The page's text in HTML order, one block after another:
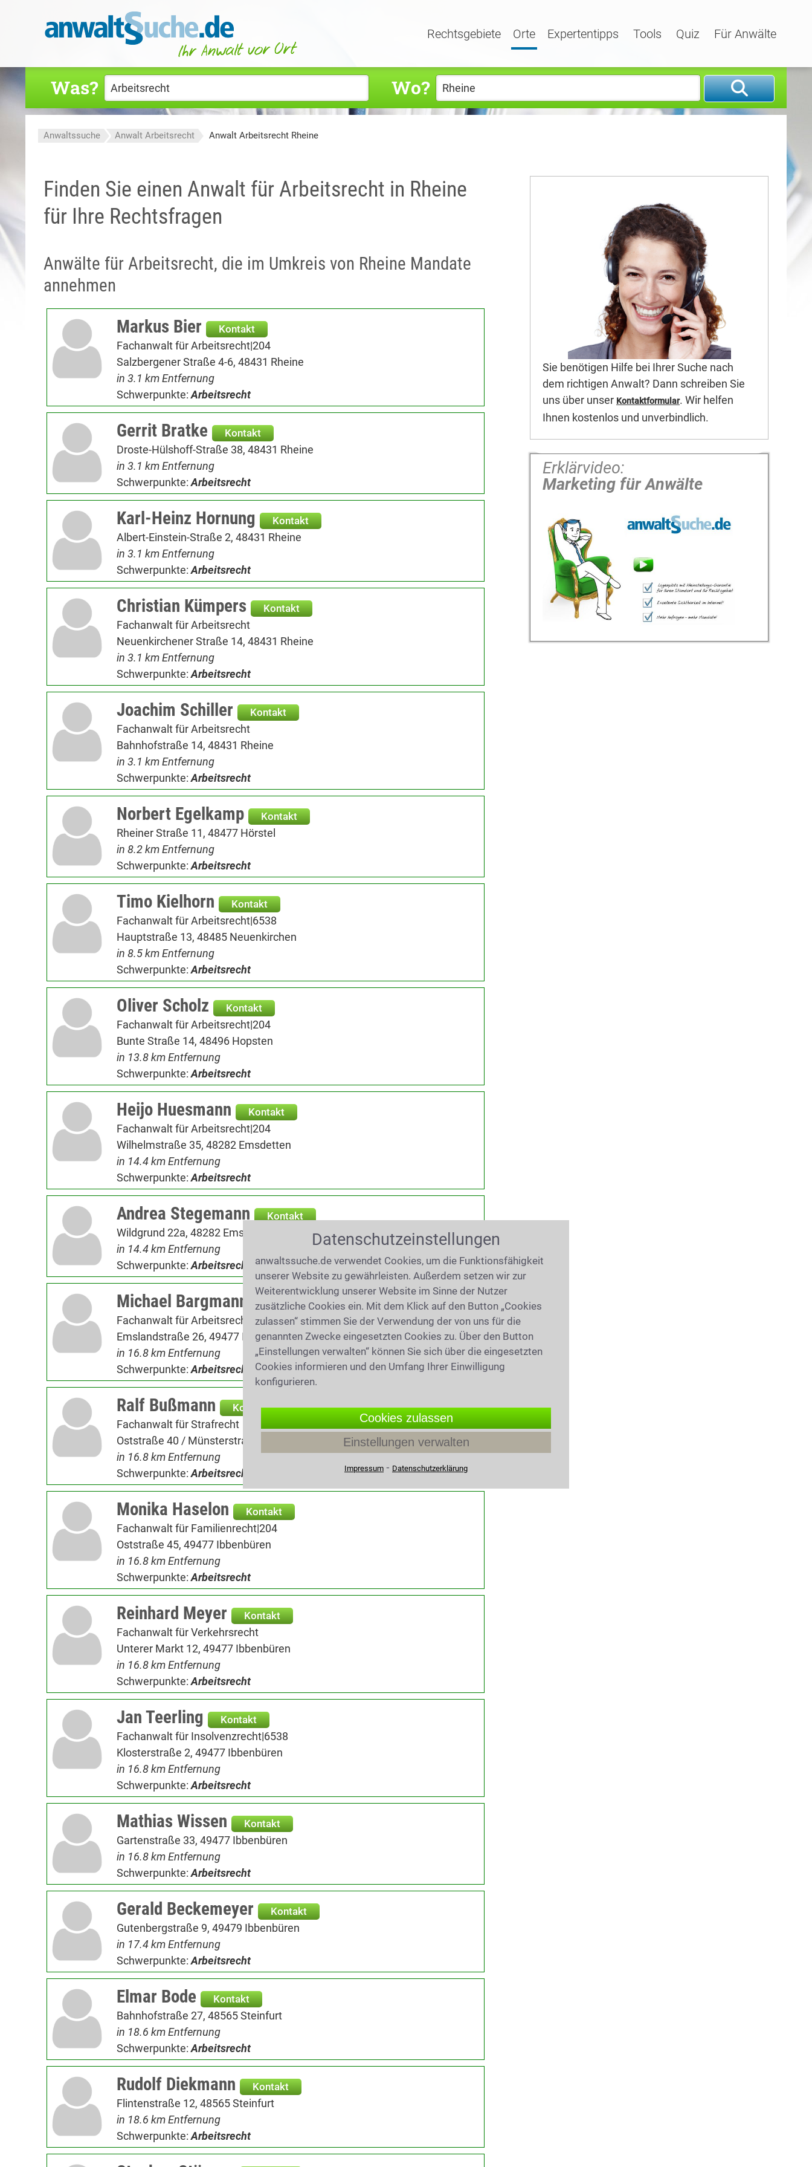
Rechtsgebiete Orte Expertentipps Tools Quiz Für Anwälte
Was? Wo?
Anwaltssuche Anwalt Arbeitsrecht Anwalt Arbeitsrecht Rheine
Finden Sie einen Anwalt für Arbeitsrecht in Rheine
für Ihre Rechtsfragen
Anwälte für Arbeitsrecht, die im Umkreis von Rheine Mandate
annehmen
Markus Bier
Kontakt
Fachanwalt für Arbeitsrecht|204
Salzbergener Straße 4-6, 48431 Rheine
in 3.1 km Entfernung
Schwerpunkte: Arbeitsrecht
Gerrit Bratke Kontakt
Droste-Hülshoff-Straße 38, 48431 Rheine
in 3.1 km Entfernung
Schwerpunkte: Arbeitsrecht
Karl-Heinz Hornung Kontakt
Albert-Einstein-Straße 2, 48431 Rheine
in 3.1 km Entfernung
Schwerpunkte: Arbeitsrecht
Christian Kümpers Kontakt
Fachanwalt für Arbeitsrecht
Neuenkirchener Straße 14, 48431 Rheine
in 3.1 km Entfernung
Schwerpunkte: Arbeitsrecht
Joachim Schiller Kontakt
Fachanwalt für Arbeitsrecht
Bahnhofstraße 14, 48431 Rheine
in 3.1 km Entfernung
Schwerpunkte: Arbeitsrecht
Norbert Egelkamp Kontakt
Rheiner Straße 11, 48477 Hörstel
in 8.2 km Entfernung
Schwerpunkte: Arbeitsrecht
Timo Kielhorn Kontakt
Fachanwalt für Arbeitsrecht|6538
Hauptstraße 13, 48485 Neuenkirchen
in 8.5 km Entfernung
Schwerpunkte: Arbeitsrecht
Oliver Scholz Kontakt
Fachanwalt für Arbeitsrecht|204
Bunte Straße 14, 48496 Hopsten
in 13.8 km Entfernung
Schwerpunkte: Arbeitsrecht
Heijo Huesmann Kontakt
Fachanwalt für Arbeitsrecht|204
Wilhelmstraße 35, 48282 Emsdetten
in 14.4 km Entfernung
Schwerpunkte: Arbeitsrecht
Andrea Stegemann Kontakt
Wildgrund 22a, 48282 Emsdetten
in 14.4 km Entfernung
Schwerpunkte: Arbeitsrecht
Michael Bargmann Kontakt
Fachanwalt für Arbeitsrecht|204
Emslandstraße 26, 49477 Ibbenbüren
in 16.8 km Entfernung
Schwerpunkte: Arbeitsrecht
Ralf Bußmann Kontakt
Fachanwalt für Strafrecht
Oststraße 40 / Münsterstraße 41, 49477 Ibbenbüren
in 16.8 km Entfernung
Schwerpunkte: Arbeitsrecht
Monika Haselon Kontakt
Fachanwalt für Familienrecht|204
Oststraße 45, 49477 Ibbenbüren
in 16.8 km Entfernung
Schwerpunkte: Arbeitsrecht
Reinhard Meyer Kontakt
Fachanwalt für Verkehrsrecht
Unterer Markt 12, 49477 Ibbenbüren
in 16.8 km Entfernung
Schwerpunkte: Arbeitsrecht
Jan Teerling Kontakt
Fachanwalt für Insolvenzrecht|6538
Klosterstraße 2, 49477 Ibbenbüren
in 16.8 km Entfernung
Schwerpunkte: Arbeitsrecht
Mathias Wissen Kontakt
Gartenstraße 33, 49477 Ibbenbüren
in 16.8 km Entfernung
Schwerpunkte: Arbeitsrecht
Gerald Beckemeyer Kontakt
Gutenbergstraße 9, 49479 Ibbenbüren
in 17.4 km Entfernung
Schwerpunkte: Arbeitsrecht
Elmar Bode Kontakt
Bahnhofstraße 27, 48565 Steinfurt
in 18.6 km Entfernung
Schwerpunkte: Arbeitsrecht
Rudolf Diekmann Kontakt
Flintenstraße 12, 48565 Steinfurt
in 18.6 km Entfernung
Schwerpunkte: Arbeitsrecht
Sie benötigen Hilfe bei Ihrer Suche nach
dem richtigen Anwalt? Dann schreiben Sie
uns über unser Kontaktformular. Wir helfen
Ihnen kostenlos und unverbindlich.
Erklärvideo:
Marketing für Anwälte
Datenschutzeinstellungen
anwaltssuche.de verwendet Cookies, um die Funktionsfähigkeit
unserer Website zu gewährleisten. Außerdem setzen wir zur
Weiterentwicklung unserer Website im Sinne der Nutzer
zusätzliche Cookies ein. Mit dem Klick auf den Button „Cookies
zulassen“ stimmen Sie der Verwendung der von uns für die
genannten Zwecke eingesetzten Cookies zu. Über den Button
„Einstellungen verwalten“ können Sie sich über die eingesetzten
Cookies informieren und den Umfang Ihrer Einwilligung
konfigurieren.
Cookies zulassen
Einstellungen verwalten
Impressum ⁃ Datenschutzerklärung